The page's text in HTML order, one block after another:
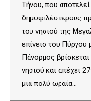
Τήνου, που
δημοφιλέστερους
του νησιού της
επίνειο του Πύργου
Πάνορμος
νησιού και απέχει
μια πολύ ωραία…